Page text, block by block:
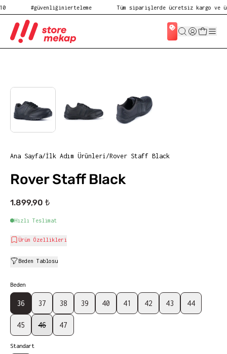
#güvenliğinierteleme Tüm siparişlerde ücretsiz kargo ve
Ana Sayfa/İlk Adım Ürünleri/Rover Staff Black
Rover Staff Black
1.899,90 ₺
Hızlı Teslimat
Ürün Özellikleri
Beden Tablosu
Beden
36 37 38 39 40 41 42 43 44
45 46 47
Standart